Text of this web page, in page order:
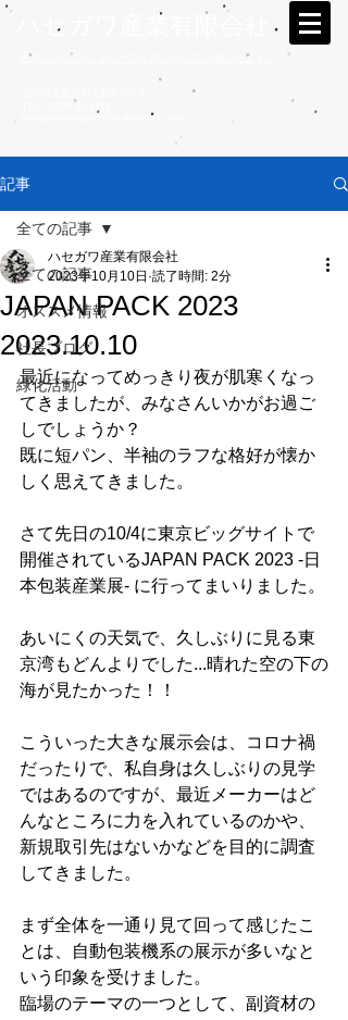
ハセガワ産業有限会社
お探しのものを、あなたのお手元へ大切にお届けします。
hasegawasangyo@ah.wakwak.com
記事
全ての記事
オススメ情報
社長ブログ
緑化活動
全ての記事
JAPAN PACK 2023
2023.10.10
ハセガワ産業有限会社
2023年10月10日 読了時間: 2分
最近になってめっきり夜が肌寒くなっ
てきましたが、みなさんいかがお過ご
しでしょうか？
既に短パン、半袖のラフな格好が懐か
しく思えてきました。
さて先日の10/4に東京ビッグサイトで
開催されているJAPAN PACK 2023 -日
本包装産業展- に行ってまいりました。
あいにくの天気で、久しぶりに見る東
京湾もどんよりでした...晴れた空の下の
海が見たかった！！
こういった大きな展示会は、コロナ禍
だったりで、私自身は久しぶりの見学
ではあるのですが、最近メーカーはど
んなところに力を入れているのかや、
新規取引先はないかなどを目的に調査
してきました。
まず全体を一通り見て回って感じたこ
とは、自動包装機系の展示が多いなと
いう印象を受けました。
臨場のテーマの一つとして、副資材の